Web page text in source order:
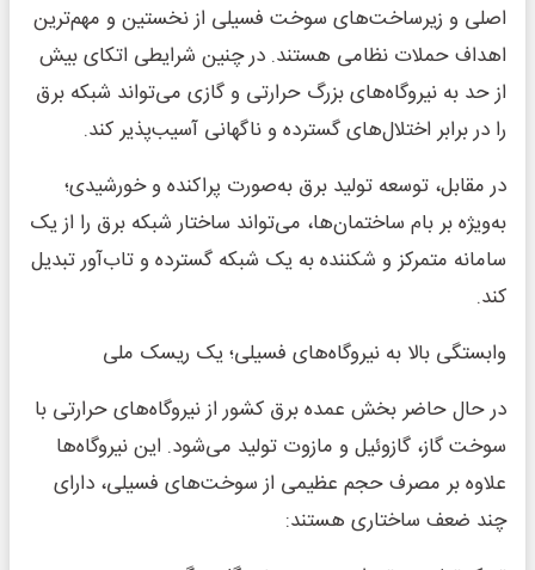
اصلی و زیرساخت‌های سوخت فسیلی از نخستین و مهم‌ترین
اهداف حملات نظامی هستند. در چنین شرایطی اتکای بیش
از حد به نیروگاه‌های بزرگ حرارتی و گازی می‌تواند شبکه برق
را در برابر اختلال‌های گسترده و ناگهانی آسیب‌پذیر کند.
در مقابل، توسعه تولید برق به‌صورت پراکنده و خورشیدی؛
به‌ویژه بر بام ساختمان‌ها، می‌تواند ساختار شبکه برق را از یک
سامانه متمرکز و شکننده به یک شبکه گسترده و تاب‌آور تبدیل
کند.
وابستگی بالا به نیروگاه‌های فسیلی؛ یک ریسک ملی
در حال حاضر بخش عمده برق کشور از نیروگاه‌های حرارتی با
سوخت گاز، گازوئیل و مازوت تولید می‌شود. این نیروگاه‌ها
علاوه بر مصرف حجم عظیمی از سوخت‌های فسیلی، دارای
چند ضعف ساختاری هستند: